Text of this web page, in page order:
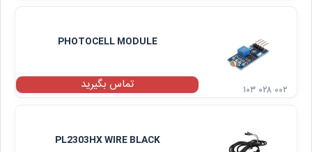
PHOTOCELL MODULE
تماس بگیرید ۱۰۳ ۰۲۸ ۰۰۲
PL2303HX WIRE BLACK